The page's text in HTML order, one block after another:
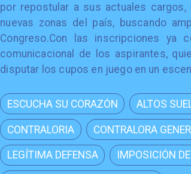
por repostular a sus actuales
nuevas zonas del país, buscando
Congreso.Con las inscripciones ya
comunicacional de los aspirantes,
disputar los cupos en juego en un
ESCUCHA SU CORAZÓN ALTOS
CONTRALORIA CONTRALORA
LEGÍTIMA DEFENSA IMPOSICIÓN